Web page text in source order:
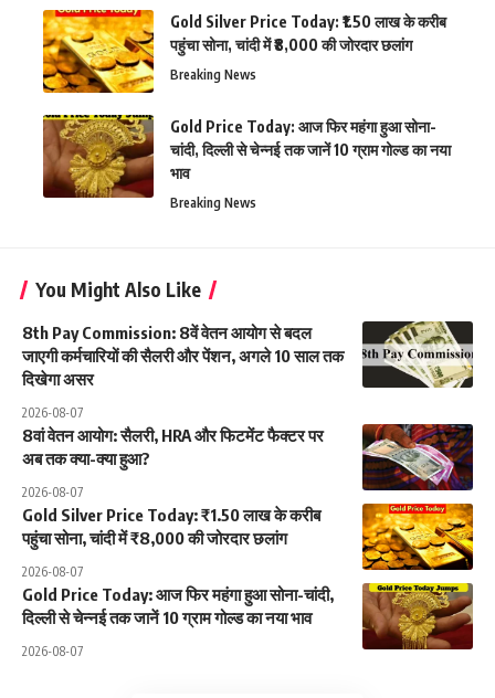
Gold Silver Price Today: ₹1.50 लाख के करीब
पहुंचा सोना, चांदी में ₹8,000 की जोरदार छलांग
Breaking News
Gold Price Today: आज फिर महंगा हुआ सोना-
चांदी, दिल्ली से चेन्नई तक जानें 10 ग्राम गोल्ड का नया
भाव
Breaking News
You Might Also Like
8th Pay Commission: 8वें वेतन आयोग से बदल
जाएगी कर्मचारियों की सैलरी और पेंशन, अगले 10 साल तक
दिखेगा असर
2026-08-07
8वां वेतन आयोग: सैलरी, HRA और फिटमेंट फैक्टर पर
अब तक क्या-क्या हुआ?
2026-08-07
Gold Silver Price Today: ₹1.50 लाख के करीब
पहुंचा सोना, चांदी में ₹8,000 की जोरदार छलांग
2026-08-07
Gold Price Today: आज फिर महंगा हुआ सोना-चांदी,
दिल्ली से चेन्नई तक जानें 10 ग्राम गोल्ड का नया भाव
2026-08-07